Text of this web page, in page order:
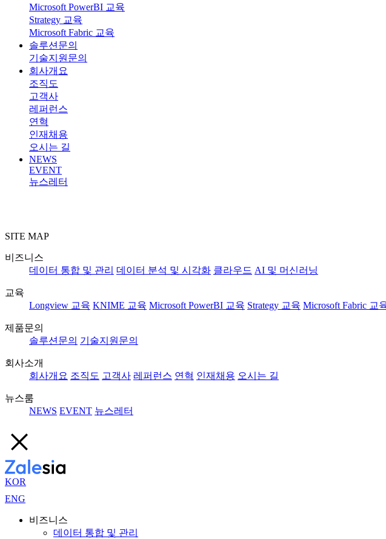
Microsoft PowerBI 교육
Strategy 교육
Microsoft Fabric 교육
솔루션문의
기술지원문의
회사개요
조직도
고객사
레퍼런스
연혁
인재채용
오시는 길
NEWS
EVENT
뉴스레터
SITE MAP
비즈니스
데이터 통합 및 관리 데이터 분석 및 시각화 클라우드 AI 및 머신러닝
교육
Longview 교육 KNIME 교육 Microsoft PowerBI 교육 Strategy 교육 Microsoft Fabric 교
제품문의
솔루션문의 기술지원문의
회사소개
회사개요 조직도 고객사 레퍼런스 연혁 인재채용 오시는 길
뉴스룸
NEWS EVENT 뉴스레터
KOR
ENG
비즈니스
데이터 통합 및 관리